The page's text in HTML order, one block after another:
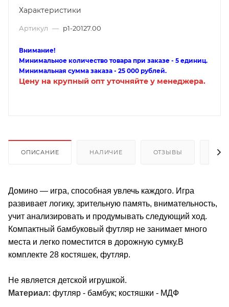
Характеристики
Артикул — p1-20127.00
Внимание!
Минимальное количество товара при заказе - 5 единиц.
Минимальная сумма заказа - 25 000 рублей.
Цену на крупный опт уточняйте у менеджера.
ОПИСАНИЕ НАЛИЧИЕ ОТЗЫВЫ
Домино — игра, способная увлечь каждого. Игра
развивает логику, зрительную память, внимательность,
учит анализировать и продумывать следующий ход.
Компактный бамбуковый футляр не занимает много
места и легко поместится в дорожную сумку.В
комплекте 28 костяшек, футляр.
Не является детской игрушкой.
Материал: футляр - бамбук; костяшки - МДФ